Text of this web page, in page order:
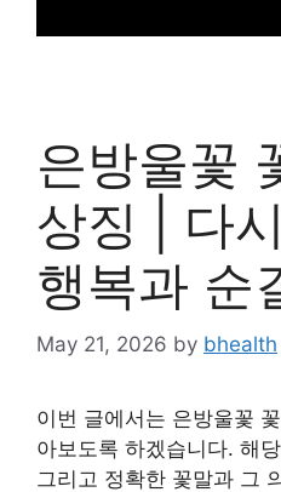
은방울꽃
상징 | 다
행복과 순
May 21, 2026 by bhealth
이번 글에서는 은방울꽃
아보도록 하겠습니다. 해
그리고 정확한 꽃말과 그